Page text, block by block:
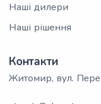
Наші дилери
Наші рішення
Контакти
Житомир, вул.